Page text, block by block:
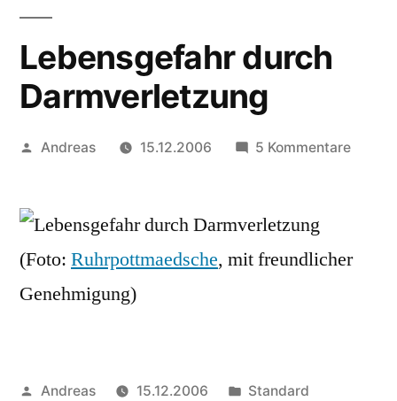
Lebensgefahr durch
Darmverletzung
Veröffentlicht
Andreas 15.12.2006 5 Kommentarezu
(Foto: Ruhrpottmaedsche, mit freundlicher
Genehmigung)
Veröffentlicht
Andreas 15.12.2006
Veröffentlicht
Standard